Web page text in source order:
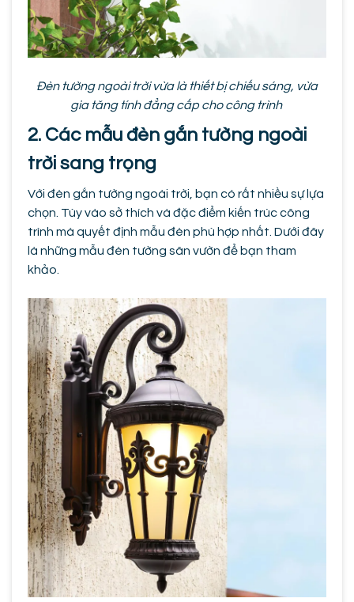
Đèn tường ngoài trời vừa là thiết bị chiếu sáng, vừa
gia tăng tính đẳng cấp cho công trình
2. Các mẫu đèn gắn tường ngoài
trời sang trọng
Với đèn gắn tường ngoài trời, bạn có rất nhiều sự lựa
chọn. Tùy vào sở thích và đặc điểm kiến trúc công
trình mà quyết định mẫu đèn phù hợp nhất. Dưới đây
là những mẫu đèn tường sân vườn để bạn tham
khảo.